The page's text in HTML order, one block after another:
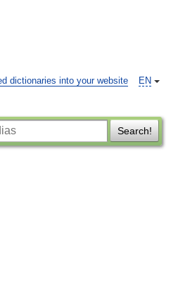
EN
dictionaries into your website
Search!